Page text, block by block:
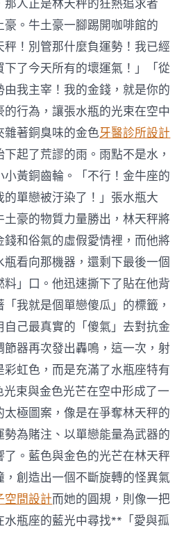
人正是林天秤的狂熱追求者
。牛土豪一腳踢開咖啡館的
秤！別管那什麼負運勢！我已經
了今天所有的壞運氣！」「從
我主宰！我的金錢，就是你的
行為，讓張水瓶的光束在空中
著銅臭味的金色牙醫診所設計
起了荒謬的雨。雨點不是水，
黃銅齒輪。「不行！金牛座的
單戀被汙染了！」張水瓶大
豪的物質力量勝出，林天秤將
和俗氣的虛假愛情裡，而他將
看向那機器，還剩下最後一個
」口。他迅速撕下了貼在他背
我就是個單戀傻瓜」的標籤，
己最真實的「傻氣」去對抗金
器再次發出轟鳴，這一次，射
虹色，而是充滿了水瓶座特有
束與金色光芒在空中形成了一
極圖案，像是在爭奪林天秤的
為賭注、以單戀能量為武器的
。藍色與金色的光芒在林天秤
創造出一個不斷旋轉的怪異氣
空間設計而她的圓規，則像一把
水瓶座的藍光中尋找**「愛與孤